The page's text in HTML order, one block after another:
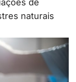
de
naturais